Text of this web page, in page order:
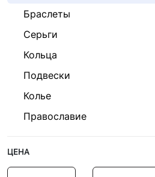
Браслеты
Серьги
Кольца
Подвески
Колье
Православие
ЦЕНА